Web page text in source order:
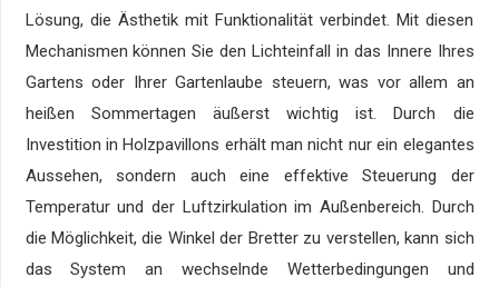
Lösung, die Ästhetik mit Funktionalität verbindet. Mit diesen
Mechanismen können Sie den Lichteinfall in das Innere Ihres
Gartens oder Ihrer Gartenlaube steuern, was vor allem an
heißen Sommertagen äußerst wichtig ist. Durch die
Investition in Holzpavillons erhält man nicht nur ein elegantes
Aussehen, sondern auch eine effektive Steuerung der
Temperatur und der Luftzirkulation im Außenbereich. Durch
die Möglichkeit, die Winkel der Bretter zu verstellen, kann sich
das System an wechselnde Wetterbedingungen und